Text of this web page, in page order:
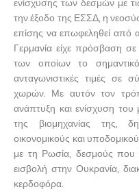
ενίσχυσης των δεσμών με
την έξοδο της ΕΣΣΔ, η
επίσης να επωφεληθεί από
Γερμανία είχε πρόσβαση
των οποίων το
ανταγωνιστικές τιμές σε
χωρών. Με αυτόν τον
ανάπτυξη και ενίσχυση του
της βιομηχανίας της,
οικονομικούς και
με τη Ρωσία, δεσμούς που
εισβολή στην Ουκρανία,
κερδοφόρα.